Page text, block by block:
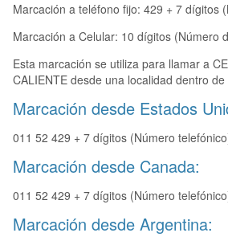
Marcación a teléfono fijo: 429 + 7 dígitos
Marcación a Celular: 10 dígitos (Número
Esta marcación se utiliza para llamar a
CALIENTE desde una localidad dentro
Marcación desde Estados
011 52 429 + 7 dígitos (Número
Marcación desde Canada:
011 52 429 + 7 dígitos (Número
Marcación desde Argentina: